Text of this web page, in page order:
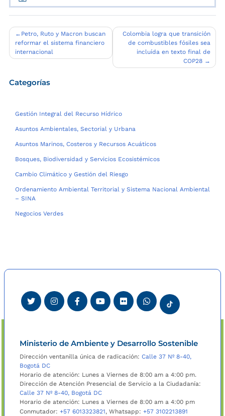
Navegación
de
entradas
Petro, Ruto y Macron buscan
reformar el sistema financiero
internacional
Colombia logra que transición
de combustibles fósiles sea
incluída en texto final de
COP28
Categorías
Gestión Integral del Recurso Hídrico
Asuntos Ambientales, Sectorial y Urbana
Asuntos Marinos, Costeros y Recursos Acuáticos
Bosques, Biodiversidad y Servicios Ecosistémicos
Cambio Climático y Gestión del Riesgo
Ordenamiento Ambiental Territorial y Sistema Nacional Ambiental
– SINA
Negocios Verdes
Ministerio de Ambiente y Desarrollo Sostenible
Dirección ventanilla única de radicación: Calle 37 Nº 8-40,
Bogotá DC
Horario de atención: Lunes a Viernes de 8:00 am a 4:00 pm.
Dirección de Atención Presencial de Servicio a la Ciudadanía:
Calle 37 Nº 8-40, Bogotá DC
Horario de atención: Lunes a Viernes de 8:00 am a 4:00 pm
Conmutador: +57 6013323821, Whatsapp: +57 3102213891